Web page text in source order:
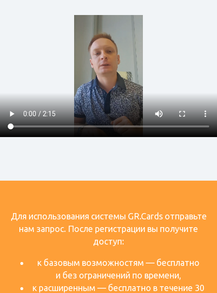
Для использования системы GR.Cards отправьте
нам запрос. После регистрации вы получите
доступ:
к базовым возможностям — бесплатно
и без ограничений по времени,
к расширенным — бесплатно в течение 30